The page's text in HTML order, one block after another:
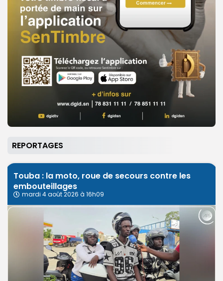
REPORTAGES
Touba : la moto, roue de secours contre les
embouteillages
mardi 4 août 2026 à 16h09